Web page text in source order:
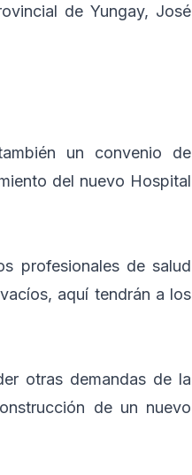
de Yungay, José
un convenio de
del nuevo Hospital
profesionales de salud
aquí tendrán a los
otras demandas de la
de un nuevo